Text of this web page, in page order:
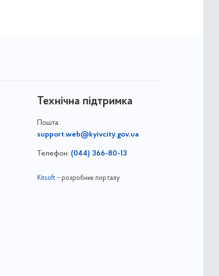
Технічна підтримка
Пошта:
support.web@kyivcity.gov.ua
Телефон: (044) 366-80-13
Kitsoft– розробник порталу